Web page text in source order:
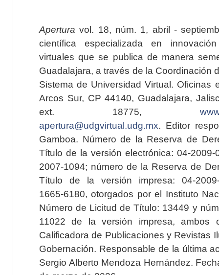
Apertura vol. 18, núm. 1, abril -
científica especializada en
virtuales que se publica de manera
Guadalajara, a través de la Coordinación
Sistema de Universidad Virtual. Oficinas
Arcos Sur, CP 44140, Guadalajara,
ext. 18775,
apertura@udgvirtual.udg.mx. Editor
Gamboa. Número de la Reserva de
Título de la versión electrónica: 04-2009-
2007-1094; número de la Reserva de
Título de la versión impresa: 04-2009-
1665-6180, otorgados por el Instituto
Número de Licitud de Título: 13449 y
11022 de la versión impresa, ambos
Calificadora de Publicaciones y Revistas
Gobernación. Responsable de la última
Sergio Alberto Mendoza Hernández.